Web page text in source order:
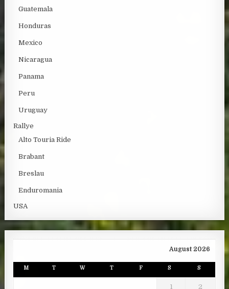
Guatemala
Honduras
Mexico
Nicaragua
Panama
Peru
Uruguay
Rallye
Alto Touria Ride
Brabant
Breslau
Enduromania
USA
August 2026
M T W T F S S
1 2